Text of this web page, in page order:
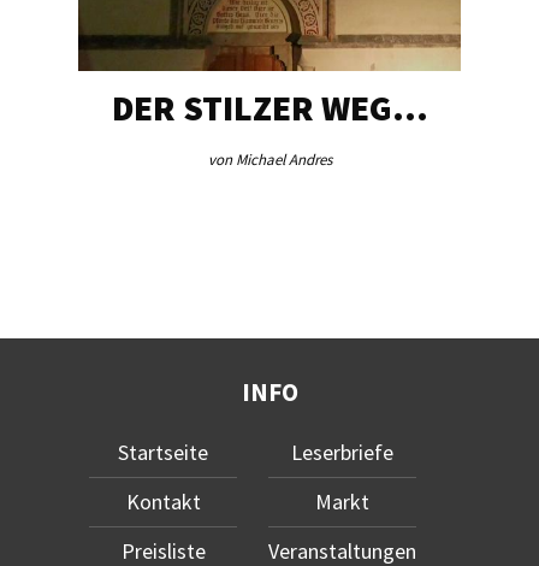
DER STILZER WEG…
von Michael Andres
INFO
Startseite
Kontakt
Preisliste
Leserbriefe
Markt
Veranstaltungen